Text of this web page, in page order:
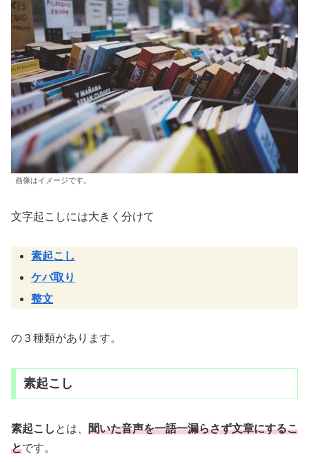
画像はイメージです。
文字起こしには大きく分けて
素起こし
ケバ取り
整文
の３種類があります。
素起こし
素起こし とは、 聞いた音声を一語一漏らさず文章にするこ
とです。